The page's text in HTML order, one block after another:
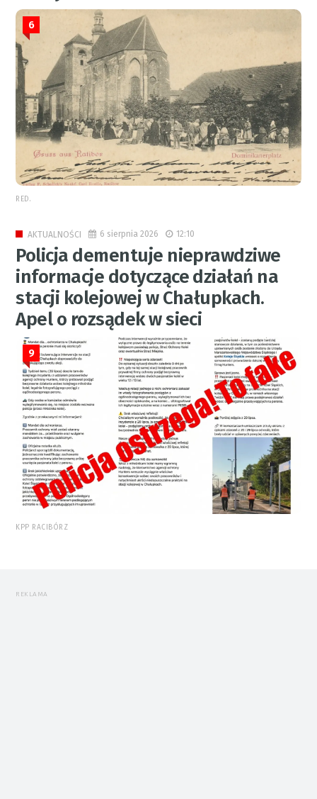
6
RED.
AKTUALNOŚCI 6 sierpnia 2026 12:10
Policja dementuje nieprawdziwe
informacje dotyczące działań na
stacji kolejowej w Chałupkach.
Apel o rozsądek w sieci
9
KPP RACIBÓRZ
REKLAMA